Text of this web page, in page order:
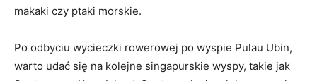
makaki czy ptaki ‌morskie.
Po odbyciu wycieczki rowerowej po ‍wyspie Pulau Ubin,
warto⁤ udać się‌ na kolejne singapurskie wyspy, takie ⁣jak⁢